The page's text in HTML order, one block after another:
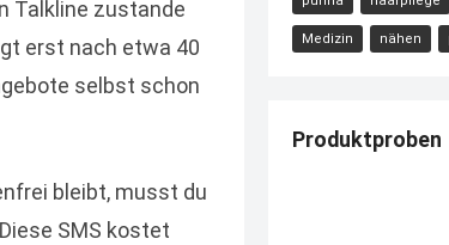
Talkline zustande
erst nach etwa 40
selbst schon
bleibt, musst du
SMS kostet
Medizin nähen
Produktproben